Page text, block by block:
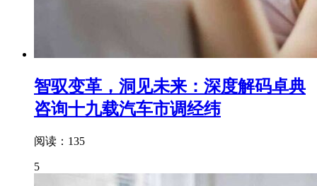
智驭变革，洞见未来：深度解码卓典
咨询十九载汽车市调经纬
阅读：135
5